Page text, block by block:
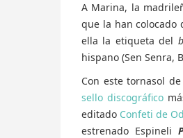
A Marina, la
que la han colocado
ella la etiqueta del
hispano (Sen Senra,
Con este tornasol
sello discográfico
editado Confeti de
estrenado Espineli